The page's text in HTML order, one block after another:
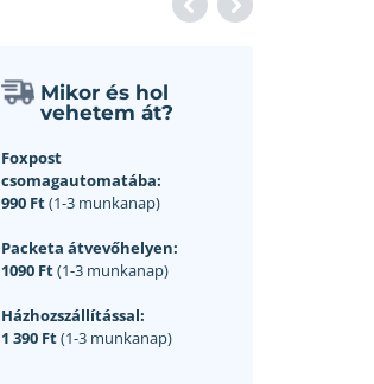
Mikor és hol
vehetem át?
Foxpost
csomagautomatába:
990 Ft(1-3 munkanap)
Packeta átvevőhelyen:
1090 Ft(1-3 munkanap)
Házhozszállítással:
1 390 Ft(1-3 munkanap)